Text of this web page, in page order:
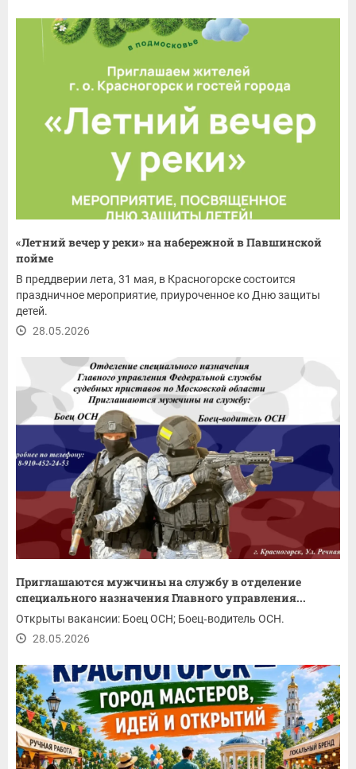
«Летний вечер у реки» на набережной в Павшинской
пойме
В преддверии лета, 31 мая, в Красногорске состоится
праздничное мероприятие, приуроченное ко Дню защиты
детей.
28.05.2026
Приглашаются мужчины на службу в отделение
специального назначения Главного управления...
Открыты вакансии: Боец ОСН; Боец‑водитель ОСН.
28.05.2026